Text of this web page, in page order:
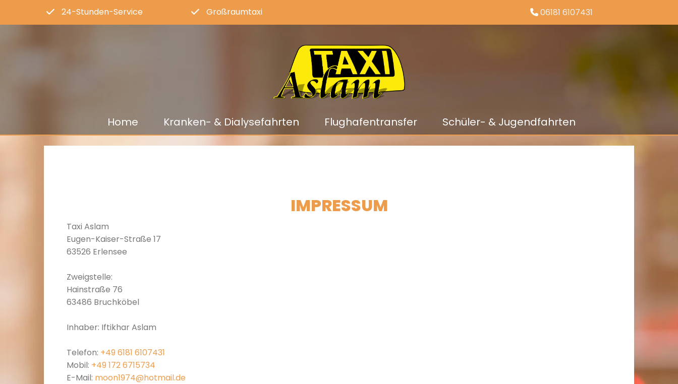
24-Stunden-Service Großraumtaxi  06181 6107431
Home Kranken- & Dialysefahrten Flughafentransfer Schüler- & Jugendfahrten
IMPRESSUM
Taxi Aslam
Eugen-Kaiser-Straße 17
63526 Erlensee
Zweigstelle:
Hainstraße 76
63486 Bruchköbel
Inhaber: Iftikhar Aslam
Telefon: +49 6181 6107431
Mobil: +49 172 6715734
E-Mail: moon1974@hotmail.de